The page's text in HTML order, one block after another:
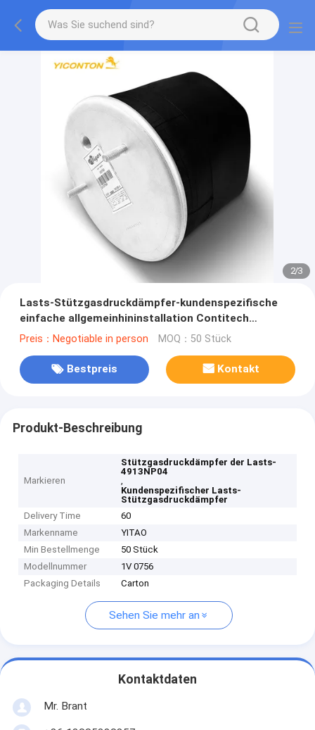
2/3
Lasts-Stützgasdruckdämpfer-kundenspezifische
einfache allgemeinhininstallation Contitech
4913NP04
Preis：Negotiable in person MOQ：50 Stück
Bestpreis Kontakt
Produkt-Beschreibung
Markieren
Stützgasdruckdämpfer der Lasts-
4913NP04
,
Kundenspezifischer Lasts-
Stützgasdruckdämpfer
Delivery Time
60
Markenname
YITAO
Min Bestellmenge
50 Stück
Modellnummer
1V 0756
Packaging Details
Carton
Sehen Sie mehr an
Kontaktdaten
Mr. Brant